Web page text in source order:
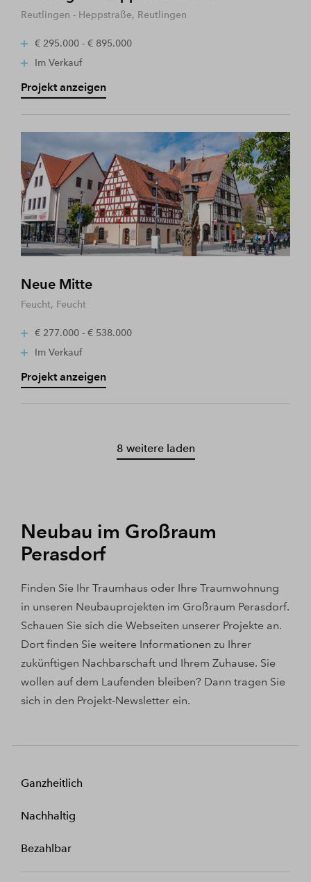
Reutlingen - Heppstraße, Reutlingen
€ 295.000 - € 895.000
Im Verkauf
Projekt anzeigen
Neue Mitte
Feucht, Feucht
€ 277.000 - € 538.000
Im Verkauf
Projekt anzeigen
8 weitere laden
Neubau im Großraum
Perasdorf
Finden Sie Ihr Traumhaus oder Ihre Traumwohnung
in unseren Neubauprojekten im Großraum Perasdorf.
Schauen Sie sich die Webseiten unserer Projekte an.
Dort finden Sie weitere Informationen zu Ihrer
zukünftigen Nachbarschaft und Ihrem Zuhause. Sie
wollen auf dem Laufenden bleiben? Dann tragen Sie
sich in den Projekt-Newsletter ein.
Ganzheitlich
Nachhaltig
Bezahlbar